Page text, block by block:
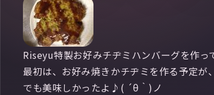
Riseyu特製お好みチヂミハンバーグを作っ
最初は、お好み焼きかチヂミを作る予定
でも美味しかったよ♪( ´θ｀)ノ